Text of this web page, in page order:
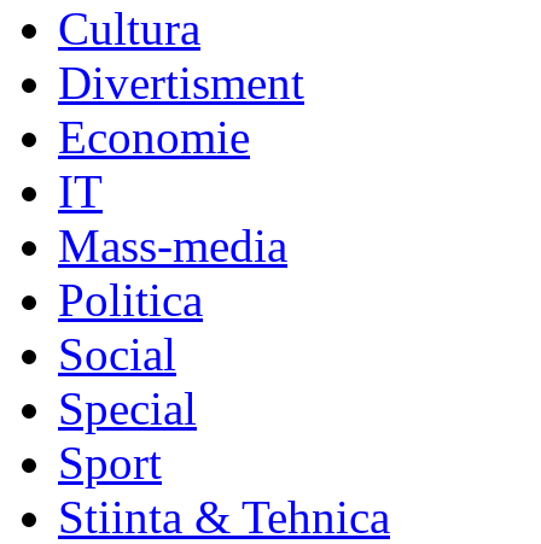
Cultura
Divertisment
Economie
IT
Mass-media
Politica
Social
Special
Sport
Stiinta & Tehnica